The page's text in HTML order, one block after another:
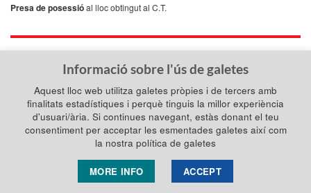
Presa de posessióal lloc obtingut al C.T.
Resolució de 12 de maig de 2017, del director general de Professorat i
Personal de Centres Públics, per la qual es fa pública amb caràcter
provisional la llista de centres educatius qualificats de màxima complexitat
Informació sobre l'ús de galetes
Aquest lloc web utilitza galetes pròpies i de tercers amb
finalitats estadístiques i perquè tinguis la millor experiència
d'usuari/ària. Si continues navegant, estàs donant el teu
consentiment per acceptar les esmentades galetes així com
la nostra política de galetes
MORE INFO ACCEPT